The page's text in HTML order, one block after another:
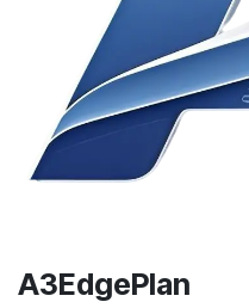
A3EdgePlan